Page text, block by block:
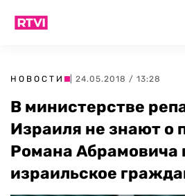
НОВОСТИ | 24.05.2018 / 13:28
В министерстве
Израиля не знают о
Романа Абрамовича
израильское